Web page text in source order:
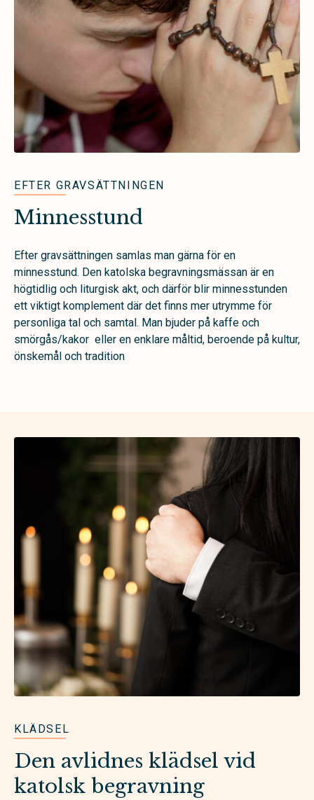
EFTER GRAVSÄTTNINGEN
Minnesstund
Efter gravsättningen samlas man gärna för en
minnesstund. Den katolska begravningsmässan är en
högtidlig och liturgisk akt, och därför blir minnesstunden
ett viktigt komplement där det finns mer utrymme för
personliga tal och samtal. Man bjuder på kaffe och
smörgås/kakor eller en enklare måltid, beroende på kultur,
önskemål och tradition
KLÄDSEL
Den avlidnes klädsel vid
katolsk begravning